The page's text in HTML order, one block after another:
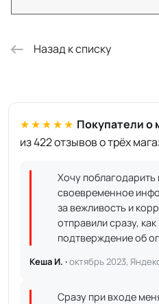
Назад к списку
★★★★★ Покупатели о
из 422 отзывов о трёх
Хочу поблагодарить
своевременное
за вежливость и
отправили сразу,
подтверждение об
Кеша И. ·октябрь 2023,
Сразу при входе